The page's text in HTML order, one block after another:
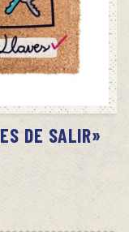
DE SALIR»